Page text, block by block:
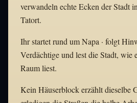
verwandeln echte Ecken der Stadt
Tatort.
Ihr startet rund um Napa · folgt
Verdächtige und lest die Stadt, wie
Raum liest.
Kein Häuserblock erzählt dieselbe